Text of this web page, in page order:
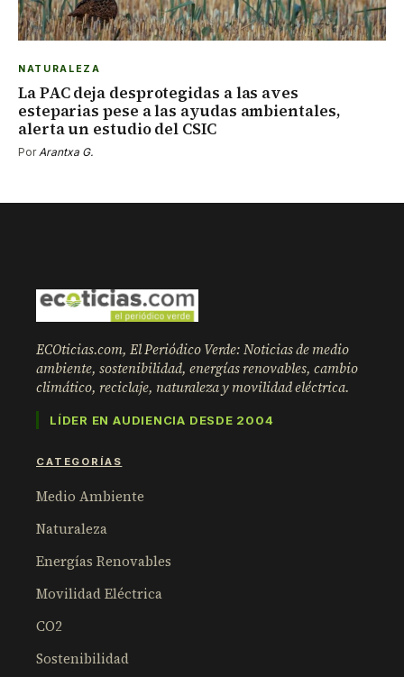
NATURALEZA
La PAC deja desprotegidas a las aves
esteparias pese a las ayudas ambientales,
alerta un estudio del CSIC
PorArantxa G.
ECOticias.com, El Periódico Verde: Noticias de medio
ambiente, sostenibilidad, energías renovables, cambio
climático, reciclaje, naturaleza y movilidad eléctrica.
LÍDER EN AUDIENCIA DESDE 2004
CATEGORÍAS
Medio Ambiente
Naturaleza
Energías Renovables
Movilidad Eléctrica
CO2
Sostenibilidad